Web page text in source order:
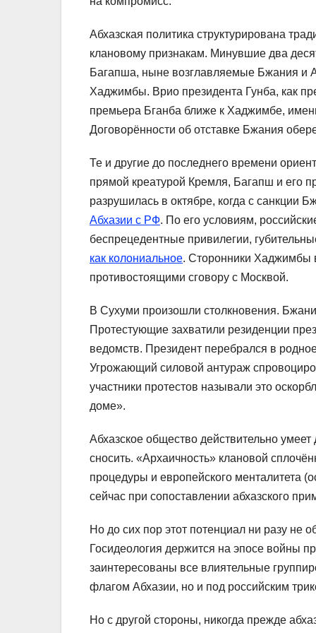
Абхазская политика структурирована
клановому признакам. Минувшие два
Багапша, ныне возглавляемые Бжания и
Хаджимбы. Врио президента Гунба, как
премьера Бганба ближе к Хаджимбе,
Договорённости об отставке Бжания
Те и другие до последнего времени
прямой креатурой Кремля, Багапш и его
разрушилась в октябре, когда с санкции
Абхазии с РФ. По его условиям,
беспрецедентные привилегии,
как колониальное. Сторонники Хаджимбы
противостоящими сговору с Москвой.
В Сухуми произошли столкновения.
Протестующие захватили резиденции
ведомств. Президент перебрался в
Угрожающий силовой антураж
участники протестов называли это
доме».
Абхазское общество действительно
сносить. «Архаичность» клановой
процедуры и европейского менталитета
сейчас при сопоставлении абхазского
Но до сих пор этот потенциал ни разу не
Госидеология держится на эпосе войны
заинтересованы все влиятельные
флагом Абхазии, но и под российским
Но с другой стороны, никогда прежде